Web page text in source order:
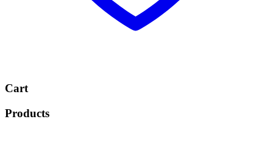
Cart
Products